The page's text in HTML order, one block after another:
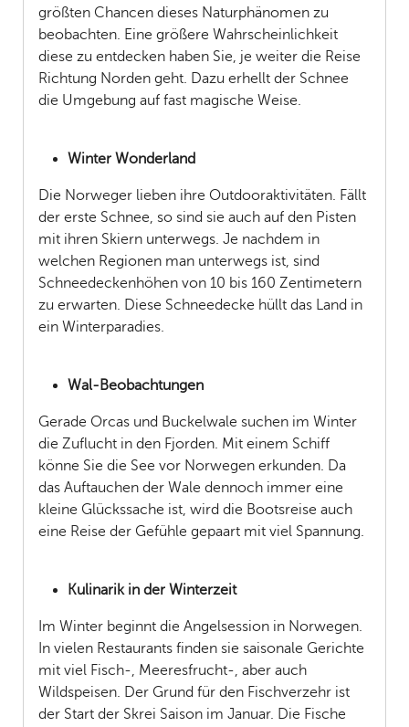
größten Chancen dieses Naturphänomen zu
beobachten. Eine größere Wahrscheinlichkeit
diese zu entdecken haben Sie, je weiter die Reise
Richtung Norden geht. Dazu erhellt der Schnee
die Umgebung auf fast magische Weise.
Winter Wonderland
Die Norweger lieben ihre Outdooraktivitäten. Fällt
der erste Schnee, so sind sie auch auf den Pisten
mit ihren Skiern unterwegs. Je nachdem in
welchen Regionen man unterwegs ist, sind
Schneedeckenhöhen von 10 bis 160 Zentimetern
zu erwarten. Diese Schneedecke hüllt das Land in
ein Winterparadies.
Wal-Beobachtungen
Gerade Orcas und Buckelwale suchen im Winter
die Zuflucht in den Fjorden. Mit einem Schiff
könne Sie die See vor Norwegen erkunden. Da
das Auftauchen der Wale dennoch immer eine
kleine Glückssache ist, wird die Bootsreise auch
eine Reise der Gefühle gepaart mit viel Spannung.
Kulinarik in der Winterzeit
Im Winter beginnt die Angelsession in Norwegen.
In vielen Restaurants finden sie saisonale Gerichte
mit viel Fisch-, Meeresfrucht-, aber auch
Wildspeisen. Der Grund für den Fischverzehr ist
der Start der Skrei Saison im Januar. Die Fische